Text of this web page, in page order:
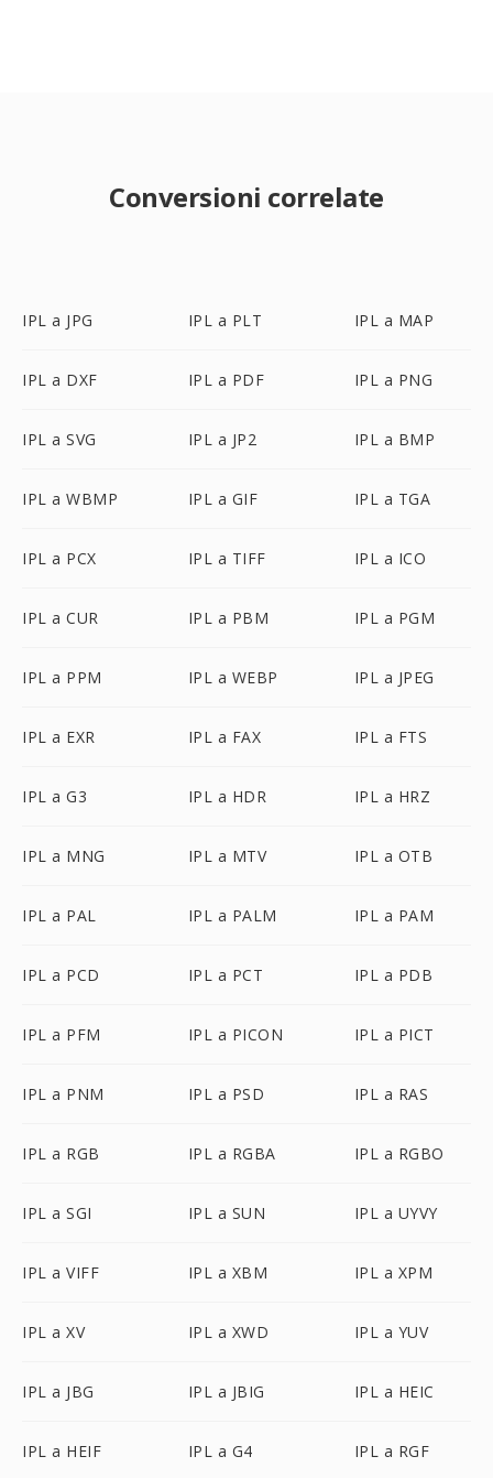
Conversioni correlate
IPL a JPG IPL a PLT IPL a MAP
IPL a DXF IPL a PDF IPL a PNG
IPL a SVG IPL a JP2 IPL a BMP
IPL a WBMP IPL a GIF IPL a TGA
IPL a PCX IPL a TIFF IPL a ICO
IPL a CUR IPL a PBM IPL a PGM
IPL a PPM IPL a WEBP IPL a JPEG
IPL a EXR IPL a FAX IPL a FTS
IPL a G3 IPL a HDR IPL a HRZ
IPL a MNG IPL a MTV IPL a OTB
IPL a PAL IPL a PALM IPL a PAM
IPL a PCD IPL a PCT IPL a PDB
IPL a PFM IPL a PICON IPL a PICT
IPL a PNM IPL a PSD IPL a RAS
IPL a RGB IPL a RGBA IPL a RGBO
IPL a SGI IPL a SUN IPL a UYVY
IPL a VIFF IPL a XBM IPL a XPM
IPL a XV IPL a XWD IPL a YUV
IPL a JBG IPL a JBIG IPL a HEIC
IPL a HEIF IPL a G4 IPL a RGF